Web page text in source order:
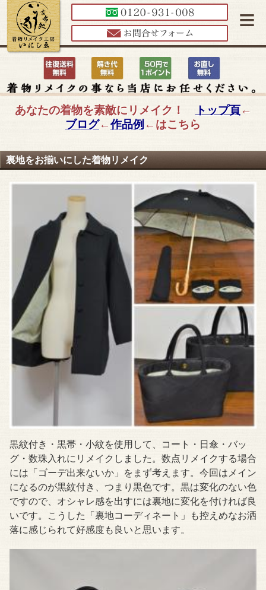
≡
あなたの着物を素敵にリメイク！ トップ頁←
ブログ←作品例 ←はこちら
裏地をお揃いにした着物リメイク
黒紋付き・黒帯・小紋を使用して、コート・日傘・バッ
グ・数珠入れにリメイクしました。数点リメイクする場合
には「ゴーデ出来ないか」をまず考えます。今回はメイン
になるのが黒紋付き、つまり黒色です。黒は変化のない色
ですので、オシャレ感を出すには裏地に変化を付ければ良
いです。こうした「裏地コーディネート」も控えめなお洒
落に感じられて好感度も良いと思います。